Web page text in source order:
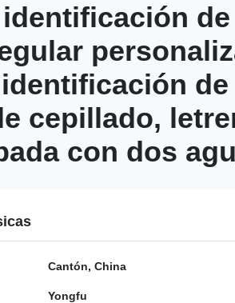
de
cepillado,
con dos
Cantón, China
Yongfu